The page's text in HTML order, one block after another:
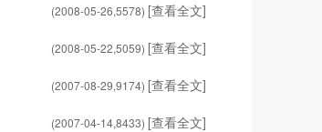
(2008-05-26,5578) [查看全文]
(2008-05-22,5059) [查看全文]
(2007-08-29,9174) [查看全文]
(2007-04-14,8433) [查看全文]